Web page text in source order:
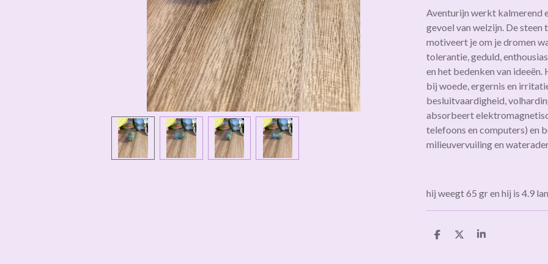
Aventurijn werkt kalmerend
gevoel van welzijn. De steen
motiveert je om je dromen
tolerantie, geduld,
en het bedenken van
bij woede, ergernis en
besluitvaardigheid,
absorbeert
telefoons en computers) en
milieuvervuiling en
hij weegt 65 gr en hij is 4.9
D
D
S